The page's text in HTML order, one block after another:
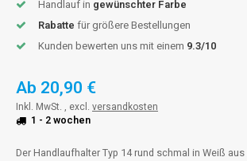
Handlauf in gewünschter Farbe
Rabatte für größere Bestellungen
Kunden bewerten uns mit einem 9.3/10
Ab 20,90 €
Inkl. MwSt. , excl. versandkosten
1 - 2 wochen
Der Handlaufhalter Typ 14 rund schmal in Weiß